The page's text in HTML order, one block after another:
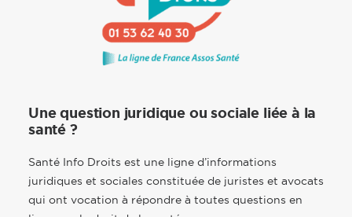
Une question juridique ou sociale liée à la
santé ?
Santé Info Droits est une ligne d’informations
juridiques et sociales constituée de juristes et avocats
qui ont vocation à répondre à toutes questions en